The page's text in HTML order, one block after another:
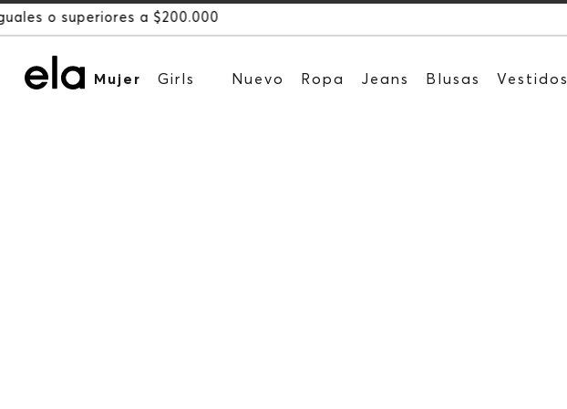
Mujer Girls Nuevo Ropa Jeans Blusas Vestidos